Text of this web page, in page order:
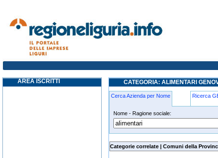
alimentari genova
AREA ISCRITTI CATEGORIA: ALIMENTARI
Cerca Azienda per Nome Ricerca
Nome - Ragione sociale:
alimentari genova
Categorie correlate | Comuni della